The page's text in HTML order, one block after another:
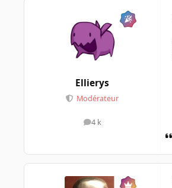
Ellierys
Modérateur
4 k
messages